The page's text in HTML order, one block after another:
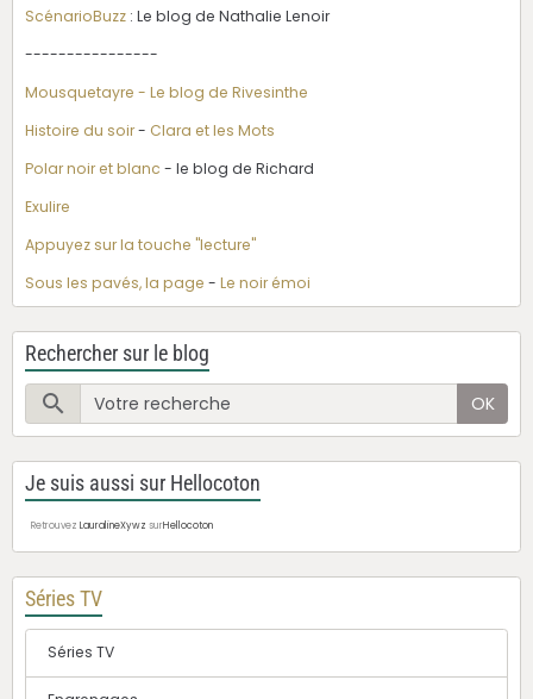
ScénarioBuzz : Le blog de Nathalie Lenoir
----------------
Mousquetayre - Le blog de Rivesinthe
Histoire du soir- Clara et les Mots
Polar noir et blanc - le blog de Richard
Exulire
Appuyez sur la touche "lecture"
Sous les pavés, la page - Le noir émoi
Rechercher sur le blog
OK
Je suis aussi sur Hellocoton
Retrouvez LauralineXywz surHellocoton
Séries TV
Séries TV